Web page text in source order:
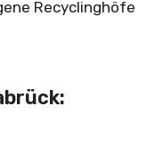
Recyclinghöfe